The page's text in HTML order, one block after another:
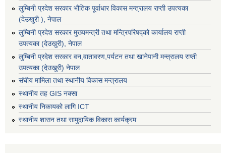
लुम्बिनी प्रदेश सरकार भौतिक पूर्वाधार विकास मन्त्रालय राप्ती उपत्यका
(देउखुरी ), नेपाल
लुम्बिनी प्रदेश सरकार मुख्यमन्त्री तथा मन्त्रिपरिषद्को कार्यालय राप्ती
उपत्यका (देउखुरी), नेपाल
लुम्बिनी प्रदेश सरकार वन,वातावरण,पर्यटन तथा खानेपानी मन्त्रालय राप्ती
उपत्यका (देउखुरी) नेपाल
संघीय मामिला तथा स्थानीय विकास मन्त्रालय
स्थानीय तह GIS नक्सा
स्थानीय निकायको लागि ICT
स्थानीय शासन तथा सामुदायिक विकास कार्यक्रम